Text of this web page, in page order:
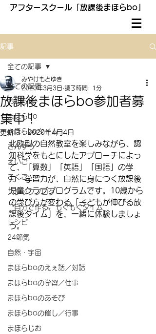
アフタースクール「放課後まほらbo」
記事
全ての記事
お知らせ
まほらbo
まほらboタイム
さんすう
えいご
こくご
スタッフブログ
〝自分で作る〟もぐもぐタイム
レシピ
24節気
自然・宇宙
まほらboのえぇ話／対話
まほらboの学習／仕事
まほらboのあそび
まほらboの催し／行事
まほらじお
全ての記事
放課後まほらbo参加者募
集中！
みやけもとゆき
2020年3月3日 読了時間: 1分
更新日：2020年4月4日
北欧型の自然教室を楽しみながら、認
知科学をもとにしたアプローチによっ
て、「算数」「英語」「国語」の学
力・学習力が、自然に身につく放課後
児童クラブプログラムです。10歳から
の学び方が変わる「子どもが伸びる放
課後タイム」を、一緒に体験しましょ
う。